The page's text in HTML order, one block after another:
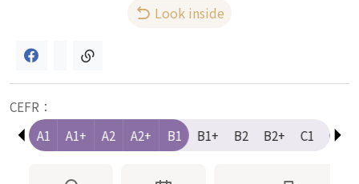
Look inside
CEFR：
A1
A1 A1+ A2 A2+ B1 B1+ B2 B2+ C1 C1+